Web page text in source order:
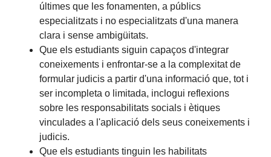
últimes que les fonamenten, a públics
especialitzats i no especialitzats d'una manera
clara i sense ambigüitats.
Que els estudiants siguin capaços d'integrar
coneixements i enfrontar-se a la complexitat de
formular judicis a partir d'una informació que, tot i
ser incompleta o limitada, inclogui reflexions
sobre les responsabilitats socials i ètiques
vinculades a l'aplicació dels seus coneixements i
judicis.
Que els estudiants tinguin les habilitats